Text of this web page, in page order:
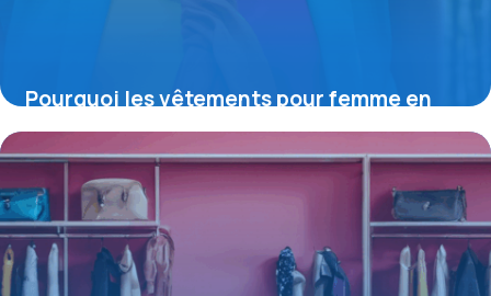
Pourquoi les vêtements pour femme en
bambou transforment la mode éco-
responsable
16 juin 2026